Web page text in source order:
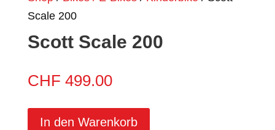
Scale 200
Scott Scale 200
CHF 499.00
In den Warenkorb